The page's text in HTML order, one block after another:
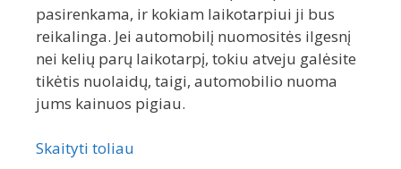
pasirenkama, ir kokiam laikotarpiui ji bus
reikalinga. Jei automobilį nuomositės ilgesnį
nei kelių parų laikotarpį, tokiu atveju galėsite
tikėtis nuolaidų, taigi, automobilio nuoma
jums kainuos pigiau.
Skaityti toliau